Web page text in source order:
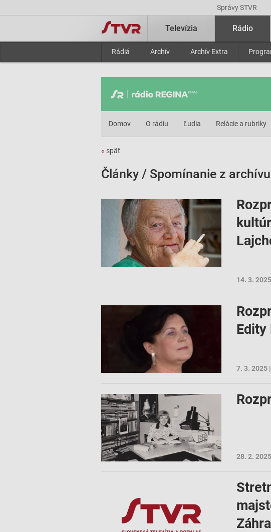
Správy STVR
Televízia Rádio
Rádiá Archív Archív Extra
Domov O rádiu Ľudia Relácie a rubriky
« späť
Články / Spomínanie z archívu
14. 3.
Edity
7. 3. 2025
28. 2.